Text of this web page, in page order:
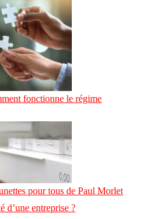
fonctionne le régime
pour tous de Paul Morlet
d’une entreprise ?